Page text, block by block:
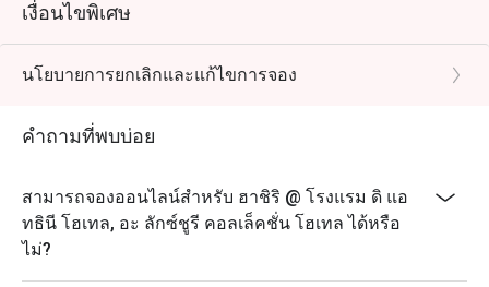
เงื่อนไขพิเศษ
นโยบายการยกเลิกและแก้ไขการจอง
คำถามที่พบบ่อย
สามารถจองออนไลน์สำหรับ ฮาชิริ @ โรงแรม ดิ แอ
ทธินี โฮเทล, อะ ลักซ์ชูรี คอลเล็คชั่น โฮเทล ได้หรือ
ไม่?